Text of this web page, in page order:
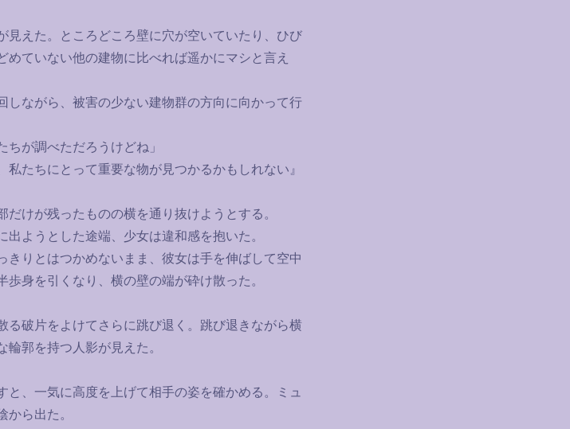
えた。ところどころ壁に穴が空いていたり、ひび
ていない他の建物に比べれば遥かにマシと言え
ながら、被害の少ない建物群の方向に向かって行
ちが調べただろうけどね」
私たちにとって重要な物が見つかるかもしれない』
けが残ったものの横を通り抜けようとする。
ようとした途端、少女は違和感を抱いた。
りとはつかめないまま、彼女は手を伸ばして空中
身を引くなり、横の壁の端が砕け散った。
破片をよけてさらに跳び退く。跳び退きながら横
郭を持つ人影が見えた。
、一気に高度を上げて相手の姿を確かめる。ミュ
から出た。